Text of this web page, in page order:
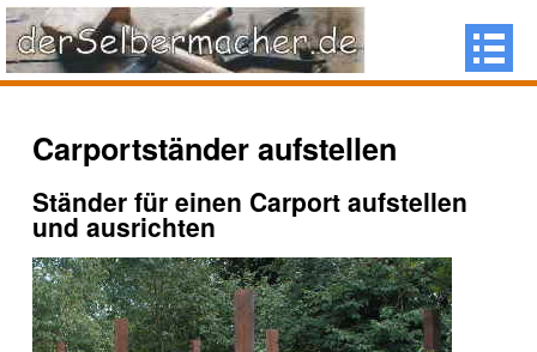
Carportständer aufstellen
Ständer für einen Carport aufstellen
und ausrichten